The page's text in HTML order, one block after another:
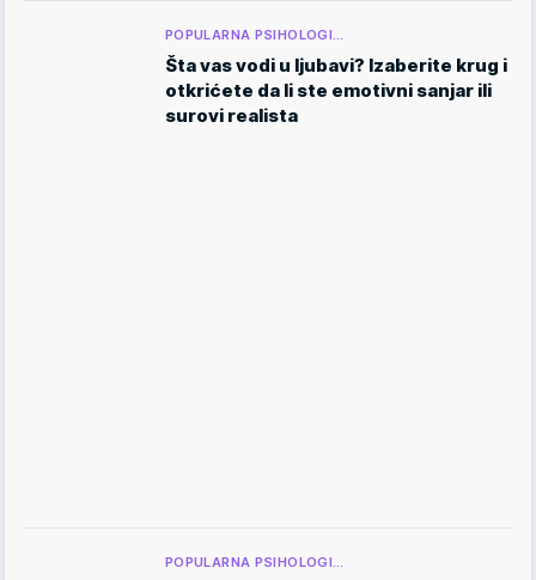
POPULARNA PSIHOLOGI…
Šta vas vodi u ljubavi? Izaberite krug i
otkrićete da li ste emotivni sanjar ili
surovi realista
POPULARNA PSIHOLOGI…